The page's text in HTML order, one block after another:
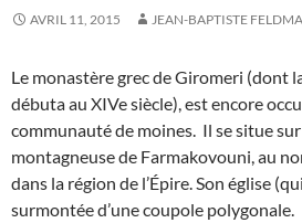
AVRIL 11, 2015 JEAN-BAPTISTE
Le monastère grec de Giromeri (dont
débuta au XIVe siècle), est encore
communauté de moines. Il se situe
montagneuse de Farmakovouni, au
dans la région de l’Épire. Son église
surmontée d’une coupole polygonale.